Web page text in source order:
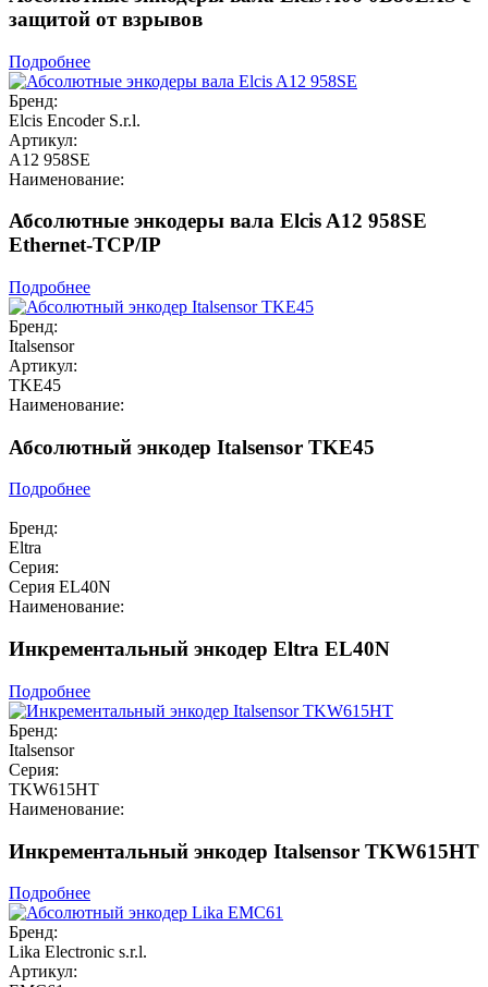
защитой от взрывов
Подробнее
Бренд:
Elcis Encoder S.r.l.
Артикул:
A12 958SE
Наименование:
Абсолютные энкодеры вала Elcis A12 958SE
Ethernet-TCP/IP
Подробнее
Бренд:
Italsensor
Артикул:
TKE45
Наименование:
Абсолютный энкодер Italsensor TKE45
Подробнее
Бренд:
Eltra
Серия:
Серия EL40N
Наименование:
Инкрементальный энкодер Eltra EL40N
Подробнее
Бренд:
Italsensor
Серия:
TKW615HT
Наименование:
Инкрементальный энкодер Italsensor TKW615HT
Подробнее
Бренд:
Lika Electronic s.r.l.
Артикул: